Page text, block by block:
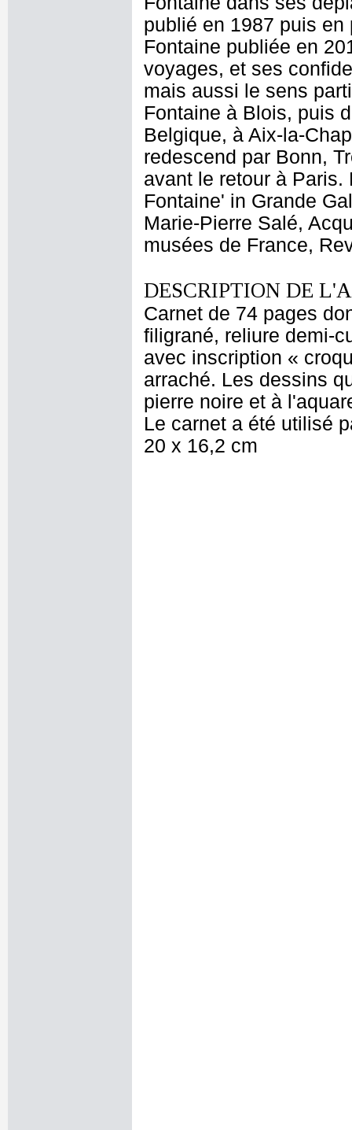
publié en 1987 puis
Fontaine publiée en
voyages, et ses
mais aussi le sens
Fontaine à Blois, puis
Belgique, à Aix-la-
redescend par Bonn,
avant le retour à
Fontaine' in Grande
Marie-Pierre Salé,
musées de France,
DESCRIPTION DE
Carnet de 74 pages
filigrané, reliure demi-
avec inscription «
arraché. Les dessins
pierre noire et à
Le carnet a été utilisé
20 x 16,2 cm